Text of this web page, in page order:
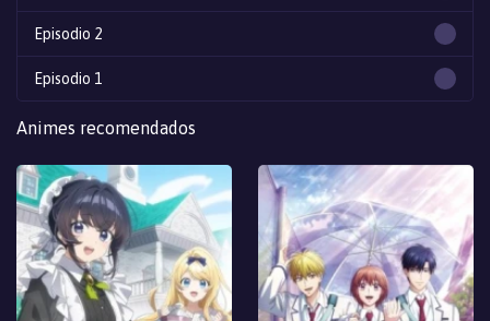
Episodio 2
Episodio 1
Animes recomendados